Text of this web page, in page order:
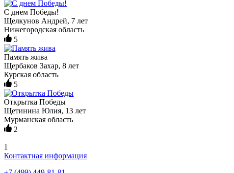
С днем Победы!
Щелкунов Андрей, 7 лет
Нижегородская область
5
Память жива
Щербаков Захар, 8 лет
Курская область
5
Открытка Победы
Щетинина Юлия, 13 лет
Мурманская область
2
1
Контактная информация